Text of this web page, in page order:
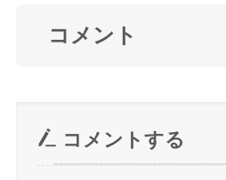
コメント
コメントする